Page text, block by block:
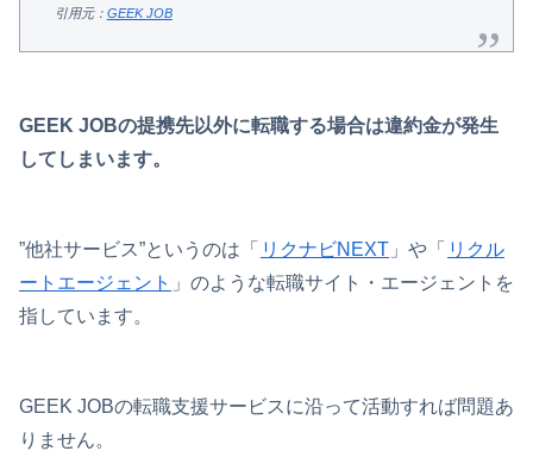
引用元： GEEK JOB
GEEK JOBの提携先以外に転職する場合は違約金が発生
してしまいます。
”他社サービス”というのは「 リクナビNEXT 」や「 リクル
ートエージェント 」のような転職サイト・エージェントを
指しています。
GEEK JOBの転職支援サービスに沿って活動すれば問題あ
りません。